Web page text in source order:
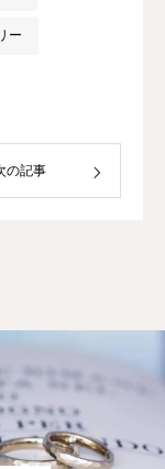
ー
の記事